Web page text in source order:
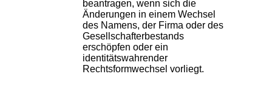
beantragen, wenn sich die
Änderungen in einem Wechsel
des Namens, der Firma oder des
Gesellschafterbestands
erschöpfen oder ein
identitätswahrender
Rechtsformwechsel vorliegt.